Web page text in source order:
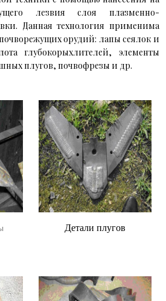
лезвия слоя плазменно-
Данная технология применима
орудий: лапы сеялок и
глубокорыхлителей, элементы
плугов, почвофрезы и др.
Детали плугов